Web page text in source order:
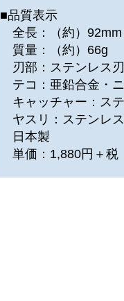
■品質表示
全長：（約）92mm
質量：（約）66g
刃部：ステンレス
テコ：亜鉛合金・
キャッチャー：ス
ヤスリ：ステンレ
日本製
単価：1,880円＋税